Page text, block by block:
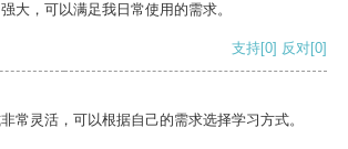
大，可以满足我日常使用的需求。
支持[0] 反对[0]
常灵活，可以根据自己的需求选择学习方式。